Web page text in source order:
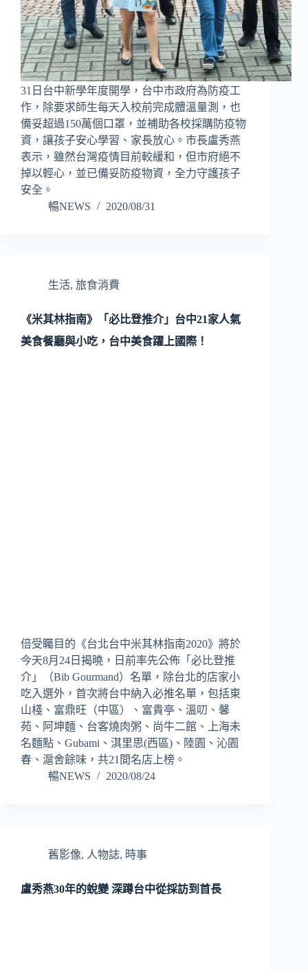
31日台中新學年度開學，台中市政府為防疫工
作，除要求師生每天入校前完成體溫量測，也
備妥超過150萬個口罩，並補助各校採購防疫物
資，讓孩子安心學習、家長放心。市長盧秀燕
表示，雖然台灣疫情目前較緩和，但市府絕不
掉以輕心，並已備妥防疫物資，全力守護孩子
安全。
暢NEWS
2020/08/31
生活, 旅食消費
《米其林指南》「必比登推介」台中21家人氣
美食餐廳與小吃，台中美食躍上國際！
倍受矚目的《台北台中米其林指南2020》將於
今天8月24日揭曉，日前率先公佈「必比登推
介」（Bib Gourmand）名單，除台北的店家小
吃入選外，首次將台中納入必推名單，包括東
山棧、富鼎旺（中區）、富貴亭、溫叨、馨
苑、阿坤麵、台客燒肉粥、尚牛二館、上海未
名麵點、Gubami、淇里思(西區)、陸園、沁園
春、滬舍餘味，共21間名店上榜。
暢NEWS
2020/08/24
舊影像, 人物誌, 時事
盧秀燕30年的蛻變 深蹲台中從採訪到首長